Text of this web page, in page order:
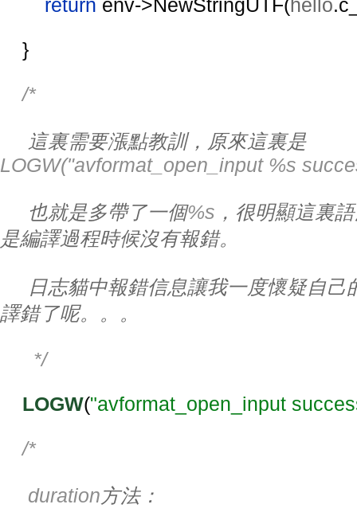
return env->NewStringUTF( hello
}
/*
這裏需要漲點教訓，原來這裏是
LOGW("avformat_open_input %s
也就是多帶了一個%s ，很明顯這裏
是編譯過程時候沒有報錯。
日志貓中報錯信息讓我一度懷疑自己
譯錯了呢。。。
*/
LOGW("avformat_open_input
/*
duration方法：